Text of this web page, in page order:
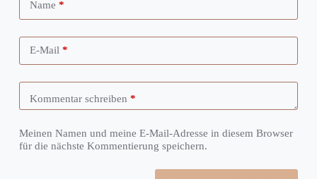
Name *
E-Mail *
Kommentar schreiben *
Meinen Namen und meine E-Mail-Adresse in diesem Browser
für die nächste Kommentierung speichern.